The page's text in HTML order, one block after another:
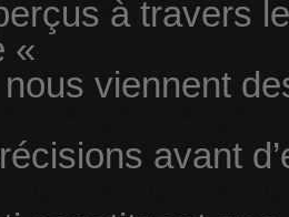
à travers
«
viennent
avant